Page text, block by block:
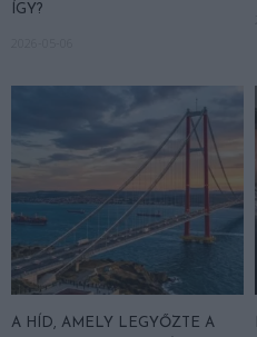
ÍGY?
A HÍD, AMELY LEGYŐZTE A